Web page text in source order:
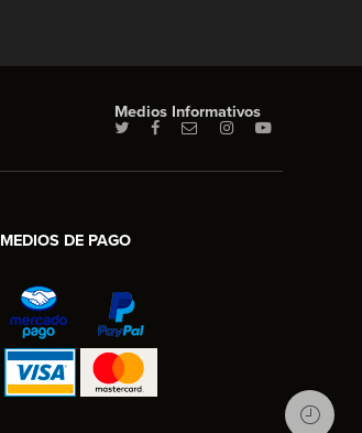
Medios Informativos
MEDIOS DE PAGO